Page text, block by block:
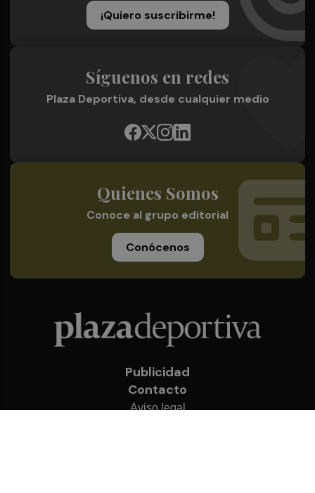
¡Quiero suscribirme!
Síguenos en redes
Plaza Deportiva, desde cualquier medio
Quienes Somos
Conoce al grupo editorial
Conócenos
Publicidad
Contacto
Aviso legal